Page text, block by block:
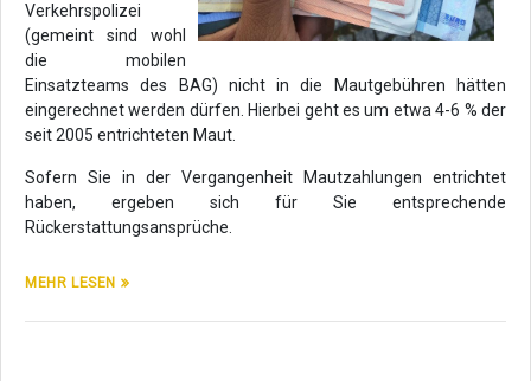
Verkehrspolizei
(gemeint sind wohl
die mobilen
Einsatzteams des BAG) nicht in die Mautgebühren hätten
eingerechnet werden dürfen. Hierbei geht es um etwa 4-6 % der
seit 2005 entrichteten Maut.
Sofern Sie in der Vergangenheit Mautzahlungen entrichtet
haben, ergeben sich für Sie entsprechende
Rückerstattungsansprüche.
MEHR LESEN